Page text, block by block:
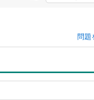
問題